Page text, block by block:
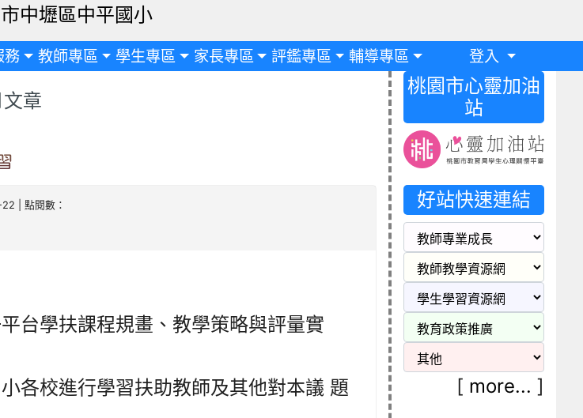
務 教師專區 學生專區 家長專區 評鑑專區 輔導專區 登入
章
| 點閱數：
台學扶課程規畫、教學策略與評量實
各校進行學習扶助教師及其他對本議 題
桃園市心靈加油
站
好站快速連結
[ more... ]